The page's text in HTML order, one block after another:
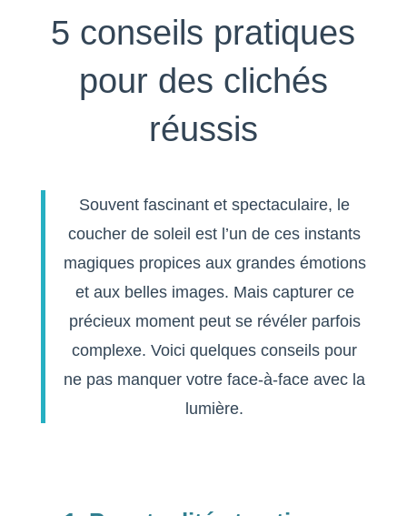
5 conseils pratiques
pour des clichés
réussis
Souvent fascinant et spectaculaire, le
coucher de soleil est l’un de ces instants
magiques propices aux grandes émotions
et aux belles images. Mais capturer ce
précieux moment peut se révéler parfois
complexe. Voici quelques conseils pour
ne pas manquer votre face-à-face avec la
lumière.